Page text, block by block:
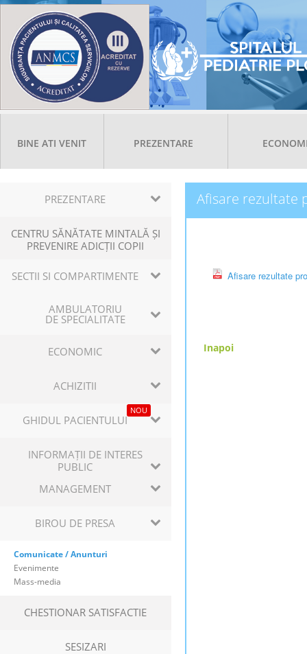
BINE ATI VENIT PREZENTARE
PREZENTARE
CENTRU SĂNĂTATE MINTALĂ ȘI
PREVENIRE ADICȚII COPII
SECTII SI COMPARTIMENTE
AMBULATORIU
DE SPECIALITATE
ECONOMIC
ACHIZITII
GHIDUL PACIENTULUI
NOU
INFORMAȚII DE INTERES
PUBLIC
MANAGEMENT
BIROU DE PRESA
Comunicate / Anunturi
Evenimente
Mass-media
CHESTIONAR SATISFACTIE
SESIZARI
Afisare rezultate
Afisare rezultate
Inapoi